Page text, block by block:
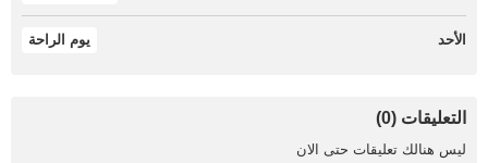
الأحد يوم الراحة
التعليقات (0)
ليس هنالك تعليقات حتى الان